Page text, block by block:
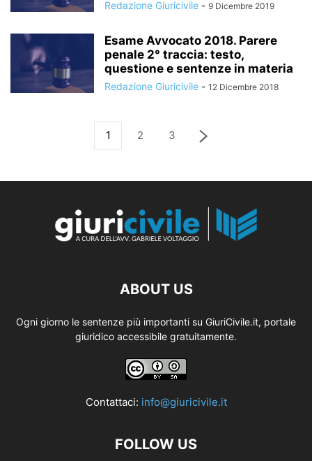
Redazione Giuricivile - 9 Dicembre 2019
Esame Avvocato 2018. Parere
penale 2° traccia: testo,
questione e sentenze in materia
Redazione Giuricivile - 12 Dicembre 2018
1 2 3
ABOUT US
Ogni giorno le sentenze più importanti su GiuriCivile.it, portale
giuridico accessibile gratuitamente.
Contattaci: info@giuricivile.it
FOLLOW US